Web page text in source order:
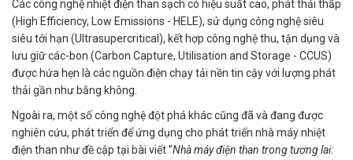
Các công nghệ nhiệt điện than sạch có hiệu suất cao, phát thải thấp
(High Efficiency, Low Emissions - HELE), sử dụng công nghệ siêu
siêu tới hạn (Ultrasupercritical), kết hợp công nghệ thu, tận dụng và
lưu giữ các-bon (Carbon Capture, Utilisation and Storage - CCUS)
được hứa hẹn là các nguồn điện chạy tải nền tin cậy với lượng phát
thải gần như bằng không.
Ngoài ra, một số công nghệ đột phá khác cũng đã và đang được
nghiên cứu, phát triển để ứng dụng cho phát triển nhà máy nhiệt
điện than như đề cập tại bài viết ”Nhà máy điện than trong tương lai: